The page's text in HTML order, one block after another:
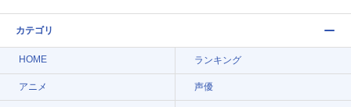
カテゴリ
HOME ランキング
アニメ 声優